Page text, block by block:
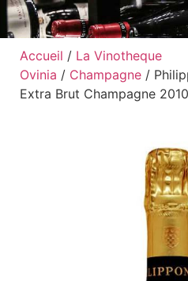
Accueil / La Vinotheque
Ovinia / Champagne /
Extra Brut Champagne 2010